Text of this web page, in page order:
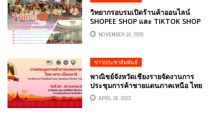
อนุกรรมการศึกษาการพัฒนาเทคโนโลยี
วิทยากรอบรมเปิดร้านค้าออนไลน์
SHOPEE SHOP และ TIKTOK SHOP
พร้อม 7 คัมภีร์ SHOPEE & TIKTOK GO
เปิดร้านให้ปังขายดีในโลกออนไลน์
ธวัชชัย สุขสีดา
NOVEMBER 10, 2025
ข่าวประชาสัมพันธ์
พาณิชย์จังหวัดเชียงรายจัดงานการ
ประชุมการค้าชายแดนภาคเหนือ ไทย
ลาว เมียนมาร์ (NORTHERN OF
THAILAND – LAOS – MYANMAR
APRIL 18, 2023